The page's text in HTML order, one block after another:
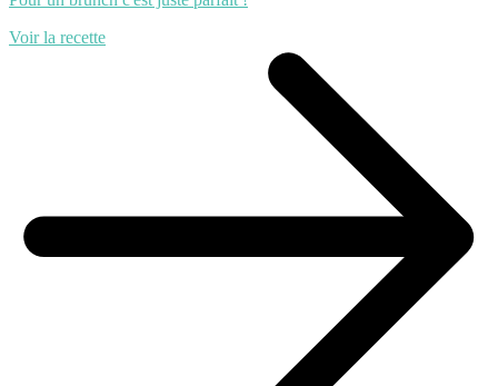
Voir la recette